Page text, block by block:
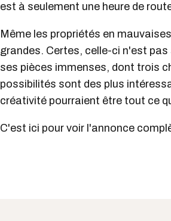
est à seulement une heure de
Même les propriétés en
grandes. Certes, celle-ci n'est
ses pièces immenses, dont trois
possibilités sont des plus
créativité pourraient être tout ce
C'est ici pour voir l'annonce